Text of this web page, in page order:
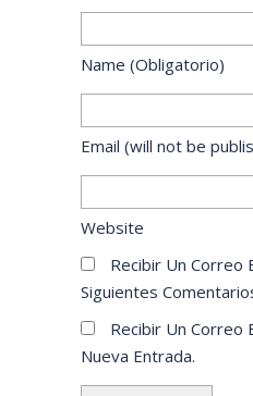
Name (obligatorio)
Email (will not be
Website
Recibir Un Correo
Siguientes
Recibir Un Correo
Nueva Entrada.